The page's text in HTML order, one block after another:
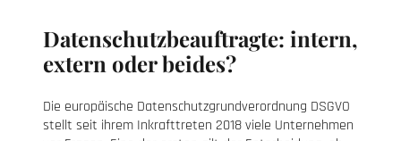
Datenschutzbeauftragte: intern,
extern oder beides?
Die europäische Datenschutzgrundverordnung DSGVO
stellt seit ihrem Inkrafttreten 2018 viele Unternehmen